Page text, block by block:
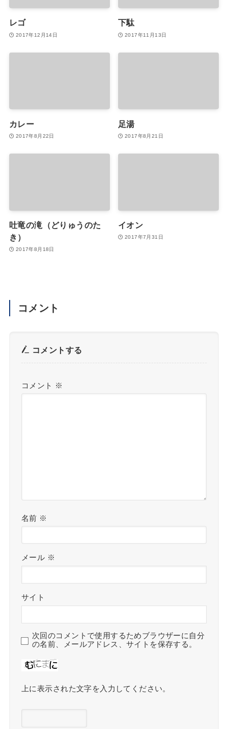
レゴ
2017年12月14日
下駄
2017年11月13日
カレー
2017年8月22日
足湯
2017年8月21日
吐竜の滝（どりゅうのた
き）
2017年8月18日
イオン
2017年7月31日
コメント
コメントする
コメント ※
名前 ※
メール ※
サイト
次回のコメントで使用するためブラウザーに自分
の名前、メールアドレス、サイトを保存する。
上に表示された文字を入力してください。